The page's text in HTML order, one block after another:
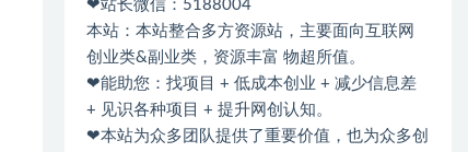
❤站长微信：5188004
本站：本站整合多方资源站，主要面向互联网
创业类&副业类，资源丰富 物超所值。
❤能助您：找项目 + 低成本创业 + 减少信息差
+ 见识各种项目 + 提升网创认知。
❤本站为众多团队提供了重要价值，也为众多创